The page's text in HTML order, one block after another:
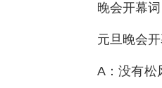
晚会开幕词
元旦晚会
A：没有松